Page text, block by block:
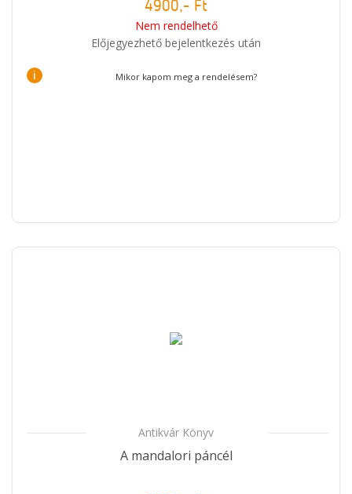
4900,- Ft
Nem rendelhető
Előjegyezhető bejelentkezés után
i Mikor kapom meg a rendelésem?
Antikvár Könyv
A mandalori páncél